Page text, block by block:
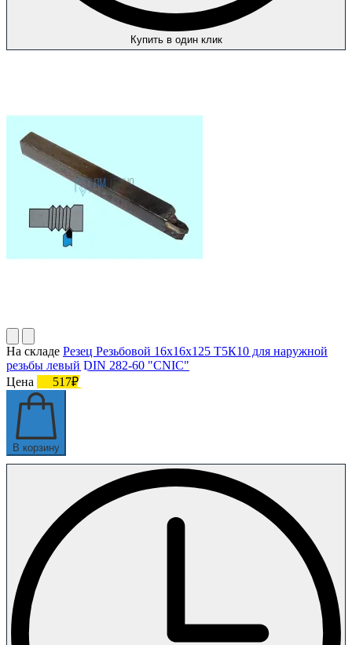
Купить в один клик
На складе Резец Резьбовой 16х16х125 Т5К10 для наружной
резьбы левый DIN 282-60 "CNIC"
Цена
517₽
В корзину